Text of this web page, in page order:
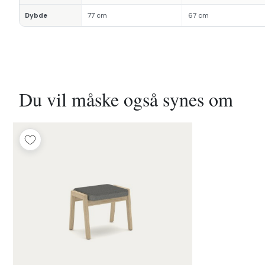
Dybde 77 cm 67 cm
Du vil måske også synes om